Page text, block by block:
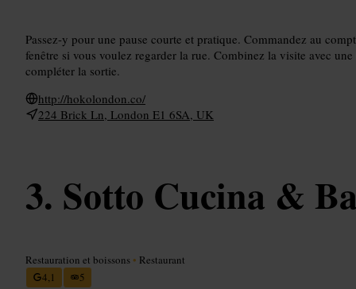
Passez-y pour une pause courte et pratique. Commandez au
fenêtre si vous voulez regarder la rue. Combinez la visite avec
compléter la sortie.
http://hokolondon.co/
224 Brick Ln, London E1 6SA, UK
Sotto Cucina &
Restauration et boissons • Restaurant
4,1
5